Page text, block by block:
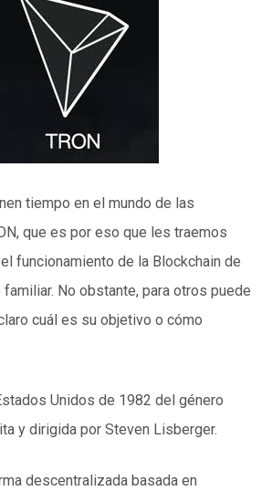
tiempo en el mundo de las
que es por eso que les traemos
funcionamiento de la Blockchain de
familiar. No obstante, para otros puede
cuál es su objetivo o cómo
Unidos de 1982 del género
y dirigida por Steven Lisberger.
descentralizada basada en